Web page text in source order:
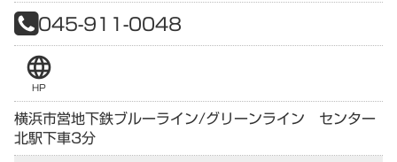
045-911-0048
language
HP
横浜市営地下鉄ブルーライン/グリーンライン センター
北駅下車3分